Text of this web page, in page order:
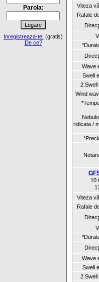
Parola:
Inregistreaza-te! (gratis)
De ce?
Viteza
Rafale
Wave
Swell
Wind
ridicata /
Viteza
Rafale
Wave
Swell